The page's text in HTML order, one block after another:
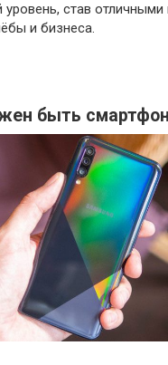
став отличными
и бизнеса.
быть